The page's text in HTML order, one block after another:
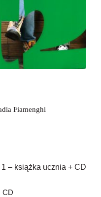
Fiamenghi
ucznia + CD
CD